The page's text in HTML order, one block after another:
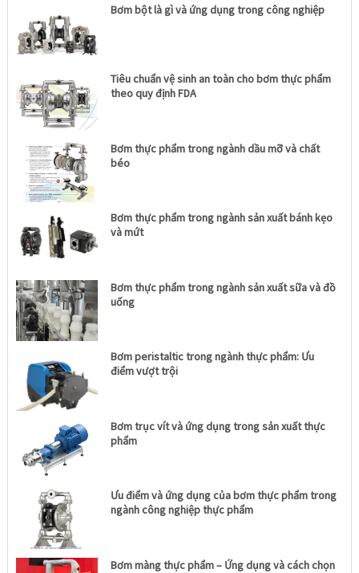
Bơm bột là gì và ứng dụng trong công nghiệp
Tiêu chuẩn vệ sinh an toàn cho bơm thực phẩm
theo quy định FDA
Bơm thực phẩm trong ngành dầu mỡ và chất
béo
Bơm thực phẩm trong ngành sản xuất bánh kẹo
và mứt
Bơm thực phẩm trong ngành sản xuất sữa và đồ
uống
Bơm peristaltic trong ngành thực phẩm: Ưu
điểm vượt trội
Bơm trục vít và ứng dụng trong sản xuất thực
phẩm
Ưu điểm và ứng dụng của bơm thực phẩm trong
ngành công nghiệp thực phẩm
Bơm màng thực phẩm – Ứng dụng và cách chọn